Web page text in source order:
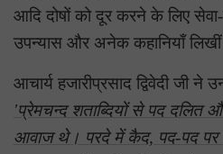
आदि दोषों को दूर करने के लिए
उपन्यास और अनेक कहानियाँ
आचार्य हजारीप्रसाद द्विवेदी जी
'प्रेमचन्द शताब्दियों से पद दलित
आवाज थे। परदे में कैद, पद-पद पर